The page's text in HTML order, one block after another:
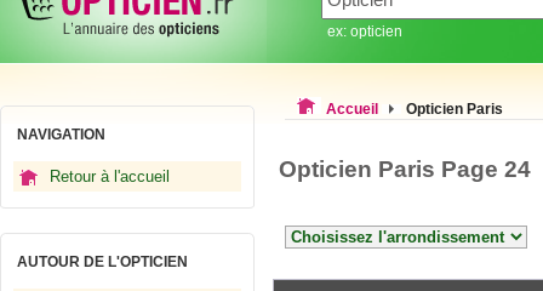
ex: opticien
NAVIGATION
Retour à l'accueil
AUTOUR DE L'OPTICIEN
Accueil Opticien Paris
Opticien Paris Page 24